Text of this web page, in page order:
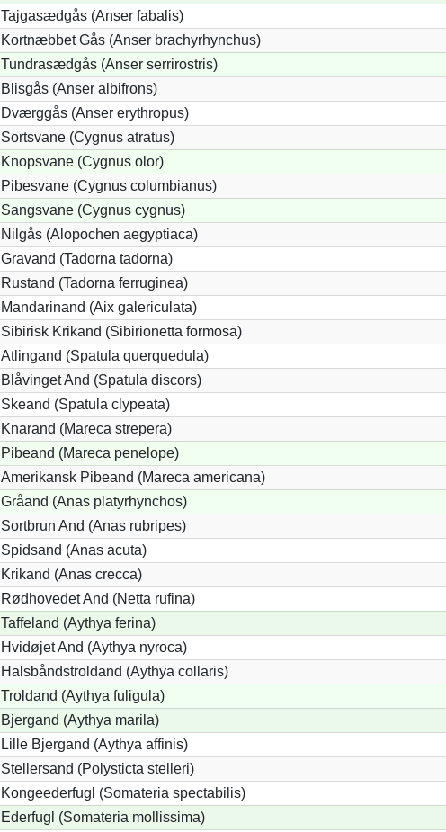
Tajgasædgås (Anser fabalis)
Kortnæbbet Gås (Anser brachyrhynchus)
Tundrasædgås (Anser serrirostris)
Blisgås (Anser albifrons)
Dværggås (Anser erythropus)
Sortsvane (Cygnus atratus)
Knopsvane (Cygnus olor)
Pibesvane (Cygnus columbianus)
Sangsvane (Cygnus cygnus)
Nilgås (Alopochen aegyptiaca)
Gravand (Tadorna tadorna)
Rustand (Tadorna ferruginea)
Mandarinand (Aix galericulata)
Sibirisk Krikand (Sibirionetta formosa)
Atlingand (Spatula querquedula)
Blåvinget And (Spatula discors)
Skeand (Spatula clypeata)
Knarand (Mareca strepera)
Pibeand (Mareca penelope)
Amerikansk Pibeand (Mareca americana)
Gråand (Anas platyrhynchos)
Sortbrun And (Anas rubripes)
Spidsand (Anas acuta)
Krikand (Anas crecca)
Rødhovedet And (Netta rufina)
Taffeland (Aythya ferina)
Hvidøjet And (Aythya nyroca)
Halsbåndstroldand (Aythya collaris)
Troldand (Aythya fuligula)
Bjergand (Aythya marila)
Lille Bjergand (Aythya affinis)
Stellersand (Polysticta stelleri)
Kongeederfugl (Somateria spectabilis)
Ederfugl (Somateria mollissima)